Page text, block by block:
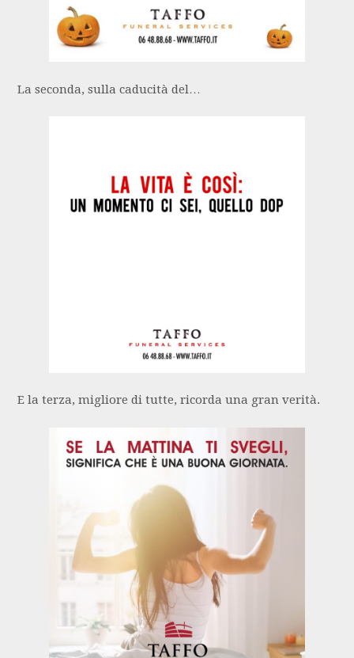
La seconda, sulla caducità del…
E la terza, migliore di tutte, ricorda una gran verità.